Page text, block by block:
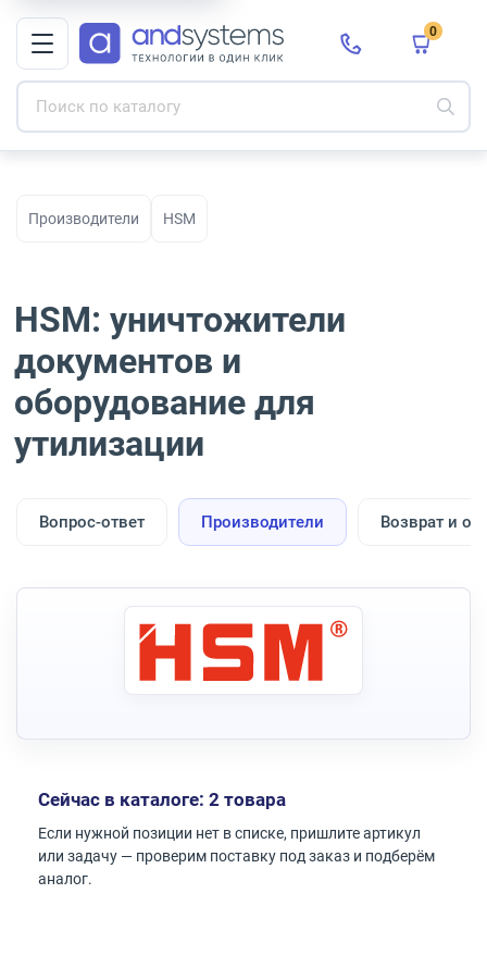
0
Производители HSM
HSM: уничтожители
документов и
оборудование для
утилизации
Вопрос-ответ Производители Возврат и
Сейчас в каталоге: 2 товара
Если нужной позиции нет в списке, пришлите артикул
или задачу — проверим поставку под заказ и подберём
аналог.